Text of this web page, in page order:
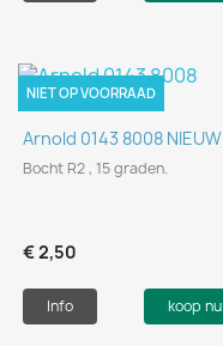
Arnold 0143 8008 NIEUW
Bocht R2 , 15 graden.
€ 2,50
Info koop nu
NIET OP VOORRAAD